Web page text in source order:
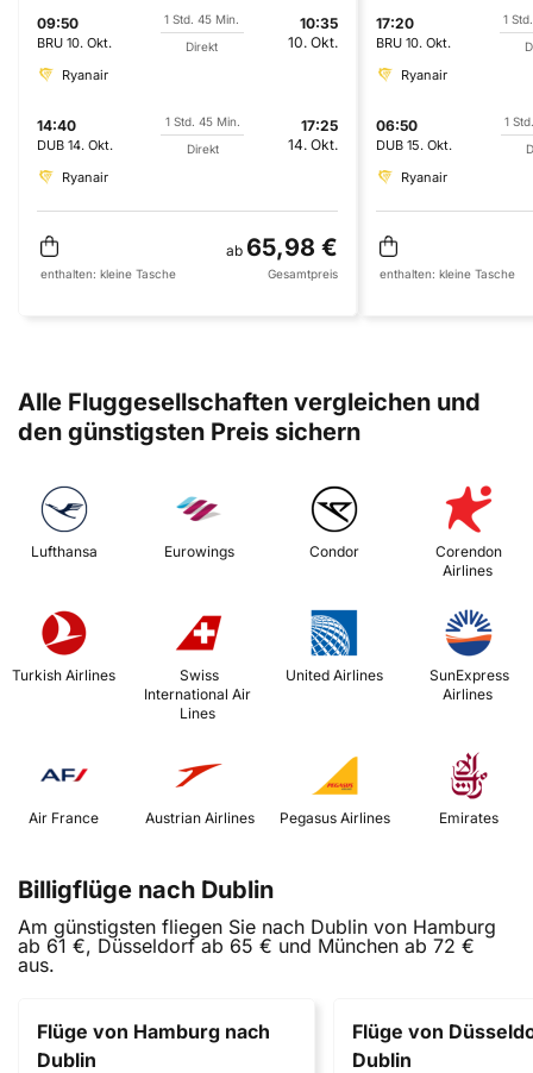
09:50
BRU 10. Okt.
1 Std. 45 Min.
Direkt
10:35
10. Okt.
Ryanair
14:40
DUB 14. Okt.
1 Std. 45 Min.
Direkt
17:25
14. Okt.
Ryanair
ab 65,98 €
enthalten: kleine Tasche Gesamtpreis
17:20
BRU 10. Okt.
1
Ryanair
06:50
DUB 15. Okt.
1
Ryanair
enthalten: kleine Tasche
Alle Fluggesellschaften vergleichen und
den günstigsten Preis sichern
Lufthansa Eurowings Condor
Corendon
Airlines
Turkish Airlines
International Air
Lines
United Airlines
Airlines
Air France Austrian Airlines Emirates
Billigflüge nach Dublin
Am günstigsten fliegen Sie nach Dublin von Hamburg
ab 61 €, Düsseldorf ab 65 € und München ab 72 €
aus.
Flüge von Hamburg nach
Dublin
Flüge von
Dublin